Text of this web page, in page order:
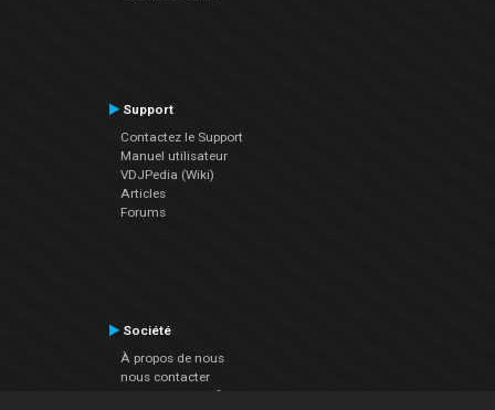
Support
Contactez le Support
Manuel utilisateur
VDJPedia (Wiki)
Articles
Forums
Société
À propos de nous
nous contacter
Politique de confidentialité